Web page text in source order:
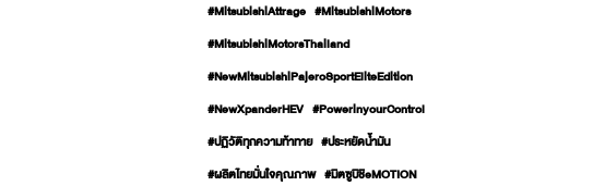
#MitsubishiAttrage #MitsubishiMotors
#MitsubishiMotorsThailand
#NewMitsubishiPajeroSportEliteEdition
#NewXpanderHEV #PowerinyourControl
#ปฏิวัติทุกความท้าทาย #ประหยัดน้ำมัน
#ผลิตไทยมั่นใจคุณภาพ #มิตซูบิชิeMOTION